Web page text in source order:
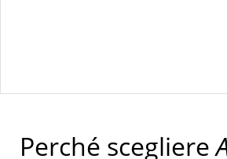
Perché scegliere